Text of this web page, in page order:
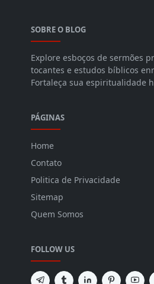
SOBRE O BLOG
Explore esboços de sermões
tocantes e estudos bíblicos
Fortaleça sua espiritualidade
PÁGINAS
Home
Contato
Politica de Privacidade
Sitemap
Quem Somos
FOLLOW US